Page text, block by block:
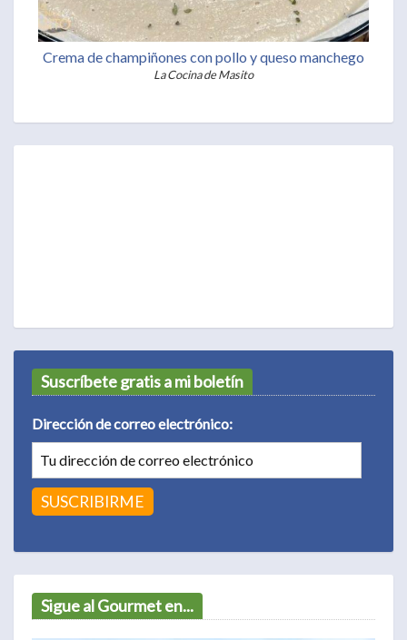
Crema de champiñones con pollo y queso manchego
La Cocina de Masito
Suscríbete gratis a mi boletín
Dirección de correo electrónico:
Sigue al Gourmet en...